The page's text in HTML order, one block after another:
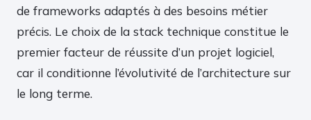
de frameworks adaptés à des besoins métier
précis. Le choix de la stack technique constitue le
premier facteur de réussite d’un projet logiciel,
car il conditionne l’évolutivité de l’architecture sur
le long terme.